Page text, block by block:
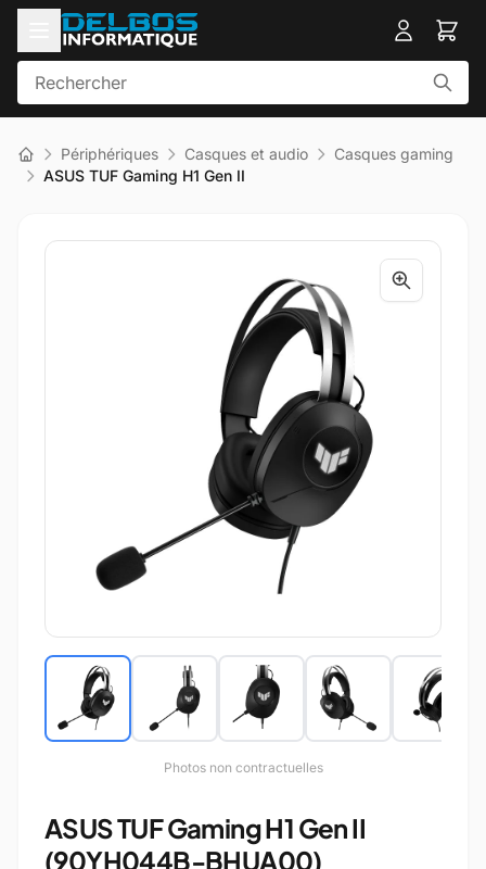
Périphériques Casques et audio
Casques gaming
ASUS TUF Gaming H1 Gen II
Photos non contractuelles
ASUS TUF Gaming H1 Gen II
(90YH044B-BHUA00)